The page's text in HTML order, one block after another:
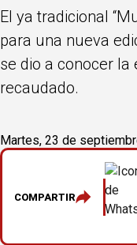
El ya tradicional
para una nueva
se dio a conocer la
recaudado.
Martes, 23 de
COMPARTIR